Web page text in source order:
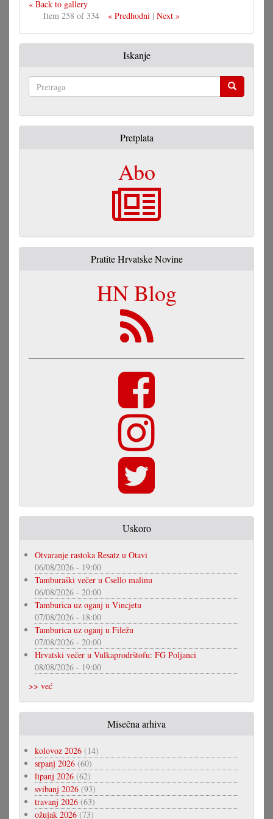
« Back to gallery
Item 258 of 334
« Predhodni| Next »
Iskanje
Pretplata
Abo
Pratite Hrvatske Novine
HN Blog
Uskoro
Otvaranje rastoka Resatz u Otavi
06/08/2026 - 19:00
Tamburaški večer u Csello malinu
06/08/2026 - 20:00
Tamburica uz oganj u Vincjetu
07/08/2026 - 18:00
Tamburica uz oganj u Filežu
07/08/2026 - 20:00
Hrvatski večer u Vulkaprodrštofu: FG Poljanci
08/08/2026 - 19:00
>> već
Misečna arhiva
kolovoz 2026 (14)
srpanj 2026 (60)
lipanj 2026 (62)
svibanj 2026 (93)
travanj 2026 (63)
ožujak 2026 (73)